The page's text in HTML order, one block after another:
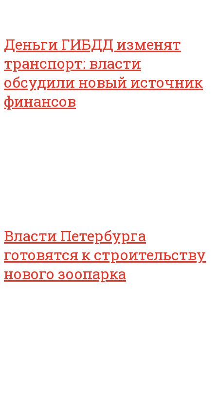
Деньги ГИБДД изменят
транспорт: власти
обсудили новый источник
финансов
Власти Петербурга
готовятся к строительству
нового зоопарка